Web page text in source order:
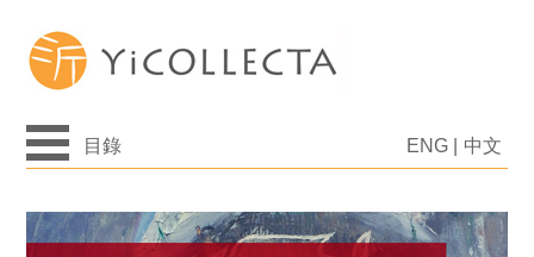
目錄 ENG 中文